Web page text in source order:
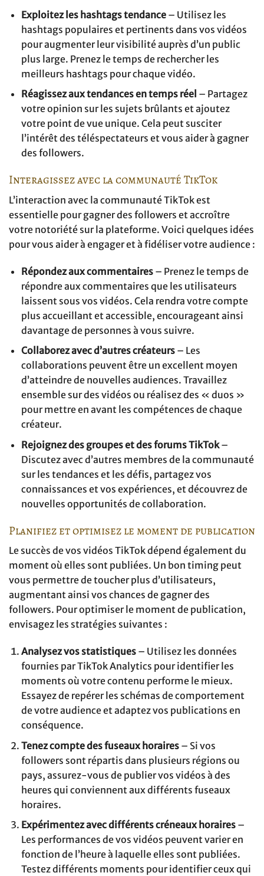
Exploitez les hashtags tendance– Utilisez les
hashtags populaires et pertinents dans vos vidéos
pour augmenter leur visibilité auprès d’un public
plus large. Prenez le temps de rechercher les
meilleurs hashtags pour chaque vidéo.
Réagissez aux tendances en temps réel – Partagez
votre opinion sur les sujets brûlants et ajoutez
votre point de vue unique. Cela peut susciter
l’intérêt des téléspectateurs et vous aider à gagner
des followers.
Interagissez avec la communauté TikTok
L’interaction avec la communauté TikTok est
essentielle pour gagner des followers et accroître
votre notoriété sur la plateforme. Voici quelques idées
pour vous aider à engager et à fidéliser votre audience :
Répondez aux commentaires– Prenez le temps de
répondre aux commentaires que les utilisateurs
laissent sous vos vidéos. Cela rendra votre compte
plus accueillant et accessible, encourageant ainsi
davantage de personnes à vous suivre.
Collaborez avec d’autres créateurs– Les
collaborations peuvent être un excellent moyen
d’atteindre de nouvelles audiences. Travaillez
ensemble sur des vidéos ou réalisez des « duos »
pour mettre en avant les compétences de chaque
créateur.
Rejoignez des groupes et des forums TikTok–
Discutez avec d’autres membres de la communauté
sur les tendances et les défis, partagez vos
connaissances et vos expériences, et découvrez de
nouvelles opportunités de collaboration.
Planifiez et optimisez le moment de publication
Le succès de vos vidéos TikTok dépend également du
moment où elles sont publiées. Un bon timing peut
vous permettre de toucher plus d’utilisateurs,
augmentant ainsi vos chances de gagner des
followers. Pour optimiser le moment de publication,
envisagez les stratégies suivantes :
Analysez vos statistiques– Utilisez les données
fournies par TikTok Analytics pour identifier les
moments où votre contenu performe le mieux.
Essayez de repérer les schémas de comportement
de votre audience et adaptez vos publications en
conséquence.
Tenez compte des fuseaux horaires– Si vos
followers sont répartis dans plusieurs régions ou
pays, assurez-vous de publier vos vidéos à des
heures qui conviennent aux différents fuseaux
horaires.
Expérimentez avec différents créneaux horaires–
Les performances de vos vidéos peuvent varier en
fonction de l’heure à laquelle elles sont publiées.
Testez différents moments pour identifier ceux qui